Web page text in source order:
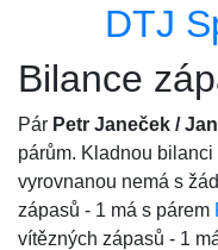
DTJ
Bilance
Pár Petr Janeček /
párům. Kladnou bilanci
vyrovnanou nemá s
zápasů - 1 má s párem
vítězných zápasů - 1